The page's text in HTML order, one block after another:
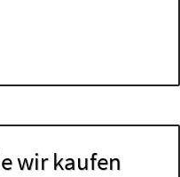
wir kaufen